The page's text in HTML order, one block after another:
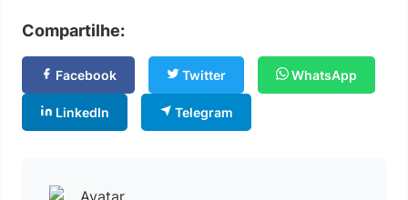
Compartilhe:
Facebook Twitter WhatsApp
LinkedIn Telegram